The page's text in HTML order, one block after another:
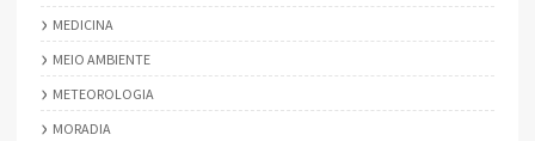
MEDICINA
MEIO AMBIENTE
METEOROLOGIA
MORADIA